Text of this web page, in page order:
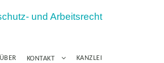
und Arbeitsrecht
ÜBER KONTAKT KANZLEI